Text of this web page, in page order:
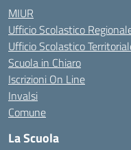
MIUR
Ufficio Scolastico
Ufficio Scolastico
Scuola in Chiaro
Iscrizioni On Line
Invalsi
Comune
La Scuola